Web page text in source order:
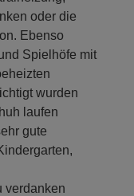
oder die
Ebenso
Spielhöfe mit
wurden
laufen
gute
verdanken